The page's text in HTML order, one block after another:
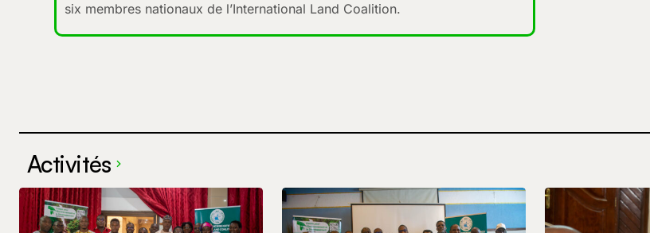
six membres nationaux de l’International Land Coalition.
Activités